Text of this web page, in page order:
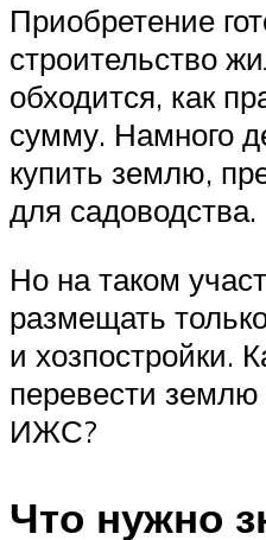
Приобретение
строительство
обходится, как
сумму. Намного
купить землю,
для садоводства.
Но на таком
размещать
и хозпостройки.
перевести
ИЖС?
Что нужно